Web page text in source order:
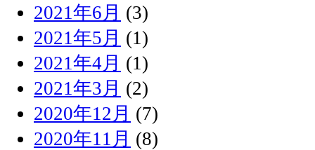
2021年6月 (3)
2021年5月 (1)
2021年4月 (1)
2021年3月 (2)
2020年12月 (7)
2020年11月 (8)